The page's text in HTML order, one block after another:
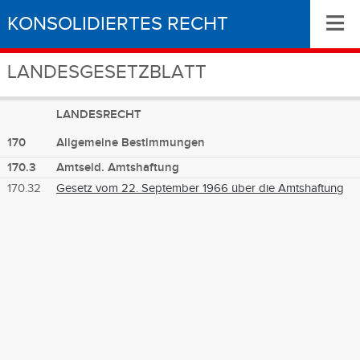
KONSOLIDIERTES RECHT
LANDESGESETZBLATT
≡
LANDESRECHT
170
Allgemeine Bestimmungen
170.3
Amtseid. Amtshaftung
170.32 Gesetz vom 22. September 1966 über die Amtshaftung